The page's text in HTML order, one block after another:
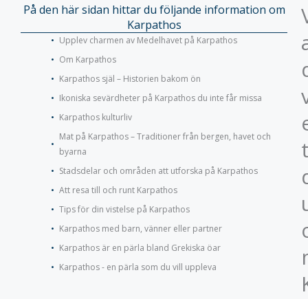
På den här sidan hittar du följande information om
Karpathos
Upplev charmen av Medelhavet på Karpathos
Om Karpathos
Karpathos själ – Historien bakom ön
Ikoniska sevärdheter på Karpathos du inte får missa
Karpathos kulturliv
Mat på Karpathos – Traditioner från bergen, havet och
byarna
Stadsdelar och områden att utforska på Karpathos
Att resa till och runt Karpathos
Tips för din vistelse på Karpathos
Karpathos med barn, vänner eller partner
Karpathos är en pärla bland Grekiska öar
Karpathos - en pärla som du vill uppleva